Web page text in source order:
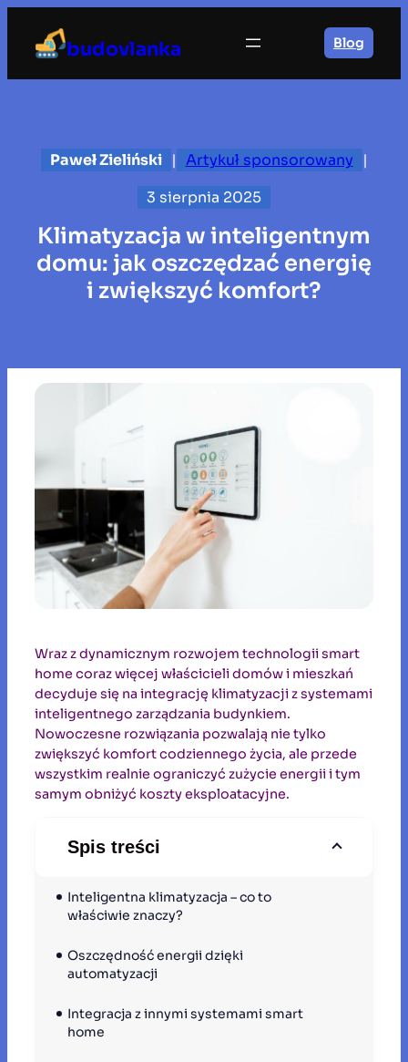
treści
budovlanka Blog
Paweł Zieliński | Artykuł sponsorowany
|
3 sierpnia 2025
Klimatyzacja w inteligentnym
domu: jak oszczędzać energię
i zwiększyć komfort?
Wraz z dynamicznym rozwojem technologii smart
home coraz więcej właścicieli domów i mieszkań
decyduje się na integrację klimatyzacji z systemami
inteligentnego zarządzania budynkiem.
Nowoczesne rozwiązania pozwalają nie tylko
zwiększyć komfort codziennego życia, ale przede
wszystkim realnie ograniczyć zużycie energii i tym
samym obniżyć koszty eksploatacyjne.
Spis treści
Inteligentna klimatyzacja – co to
właściwie znaczy?
Oszczędność energii dzięki
automatyzacji
Integracja z innymi systemami smart
home